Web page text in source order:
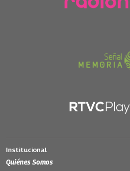
Institucional
Quiénes Somos